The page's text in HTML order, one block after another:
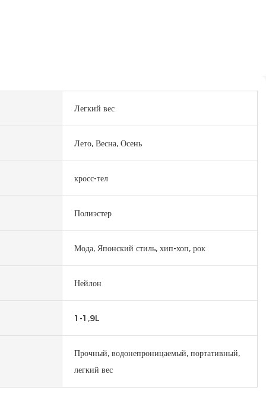
Легкий вес
Лето, Весна, Осень
кросс-тел
Полиэстер
Мода, Японский стиль, хип-хоп, рок
Нейлон
1-1,9L
Прочный, водонепроницаемый, портативный,
легкий вес